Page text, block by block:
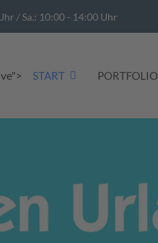
/ Sa.: 10:00 - 14:00 Uhr
START PORTFOLIO